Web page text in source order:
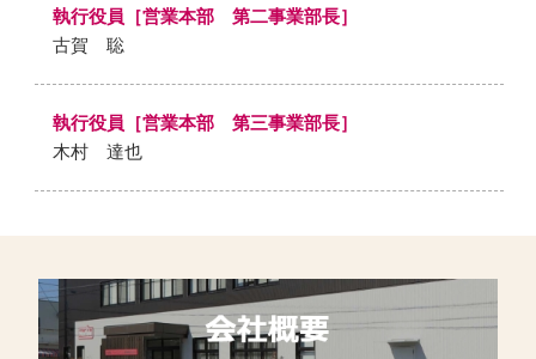
執行役員［営業本部 第二事業部長］
古賀 聡
執行役員［営業本部 第三事業部長］
木村 達也